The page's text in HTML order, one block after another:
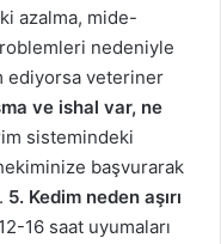
azalma, mide-
nedeniyle
ediyorsa veteriner
ve ishal var, ne
sistemindeki
başvurarak
5. Kedim neden aşırı
16 saat uyumaları